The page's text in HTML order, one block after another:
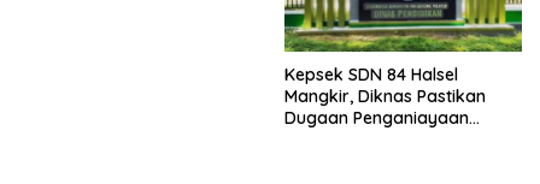
Kepsek SDN 84 Halsel
Mangkir, Diknas Pastikan
Dugaan Penganiayaan